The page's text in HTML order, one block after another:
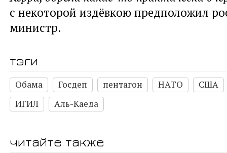
с некоторой издёвкою предположил
министр.
тэги
Обама Госдеп пентагон НАТО
США
ИГИЛ
Аль-Каеда
читайте также